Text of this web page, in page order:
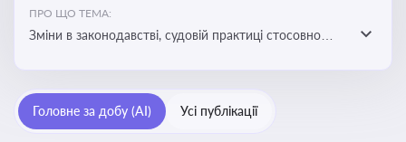
ПРО ЩО ТЕМА:
Зміни в законодавстві, судовій практиці стосовно
Головне за добу (AI) Усі публікації